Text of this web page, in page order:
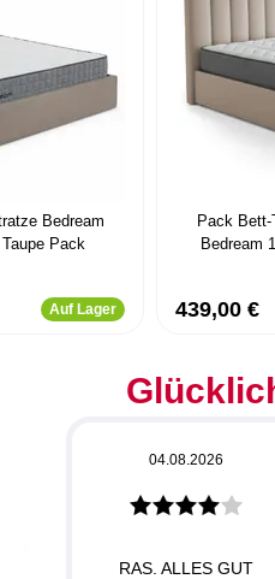
Bedream
Pack
Auf Lager
Pack
Bedream
439,00 €
04.08.2026
RAS. ALLES GUT